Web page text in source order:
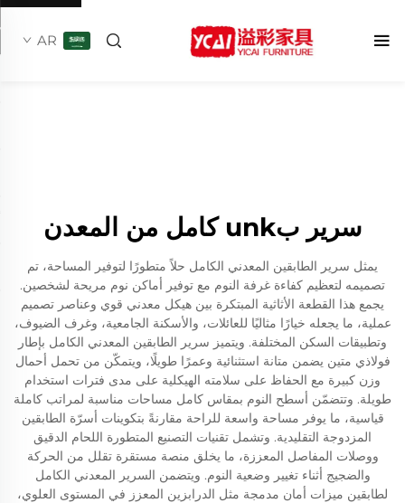
AR
سرير بunk كامل من المعدن
يمثل سرير الطابقين المعدني الكامل حلاً متطورًا لتوفير المساحة، تم
تصميمه لتعظيم كفاءة غرفة النوم مع توفير أماكن نوم مريحة لشخصين.
يجمع هذا القطعة الأثاثية المبتكرة بين هيكل معدني قوي وعناصر تصميم
عملية، ما يجعله خيارًا مثاليًا للعائلات، والأسكنة الجامعية، وغرف الضيوف،
وتطبيقات السكن المختلفة. ويتميز سرير الطابقين المعدني الكامل بإطار
فولاذي متين يضمن متانة استثنائية وعمرًا طويلًا، ويتمكّن من تحمل أحمال
وزن كبيرة مع الحفاظ على سلامته الهيكلية على مدى فترات استخدام
طويلة. وتتضمّن أسطح النوم بمقاس كامل مساحات مناسبة لمراتب كاملة
قياسية، ما يوفر مساحة واسعة للراحة مقارنةً بتكوينات أسرّة الطابقين
المزدوجة التقليدية. وتشمل تقنيات التصنيع المتطورة اللحام الدقيق
ووصلات المفاصل المعززة، ما يخلق منصة مستقرة تقلل من الحركة
والضجيج أثناء تغيير وضعية النوم. ويتضمن السرير المعدني الكامل
لطابقين ميزات أمان مدمجة مثل الدرابزين المعزز في المستوى العلوي،